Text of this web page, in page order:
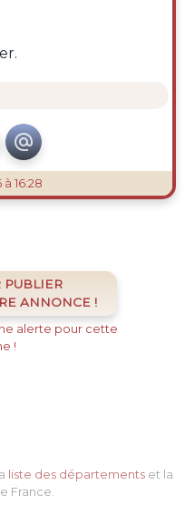

à 16:28
PUBLIER
ANNONCE !
alerte pour cette
!
liste des départements et la
France.